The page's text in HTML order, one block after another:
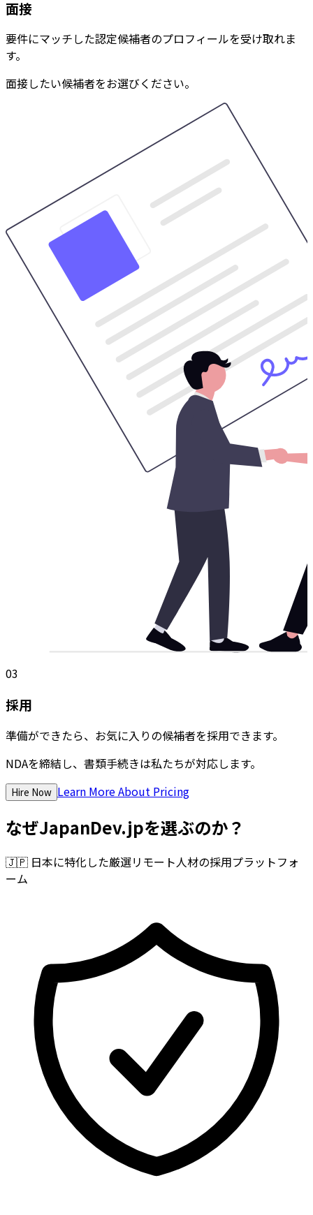
面接
要件にマッチした認定候補者のプロフィールを受け取れま
す。
面接したい候補者をお選びください。
03
採用
準備ができたら、お気に入りの候補者を採用できます。
NDAを締結し、書類手続きは私たちが対応します。
Hire Now Learn More About Pricing
なぜJapanDev.jpを選ぶのか？
🇯🇵 日本に特化した厳選リモート人材の採用プラットフォ
ーム